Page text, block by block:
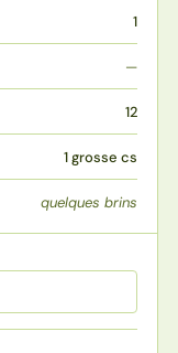
1
—
12
1 grosse cs
quelques brins